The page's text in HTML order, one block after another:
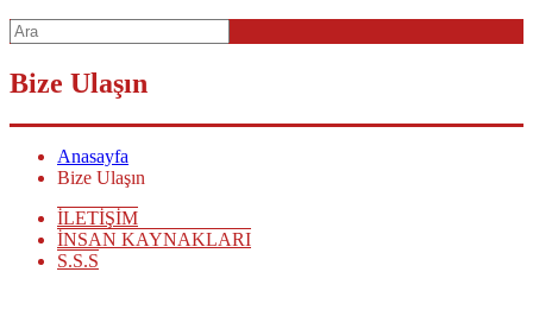
Bize Ulaşın
Anasayfa
Bize Ulaşın
İLETİŞİM
İNSAN KAYNAKLARI
S.S.S